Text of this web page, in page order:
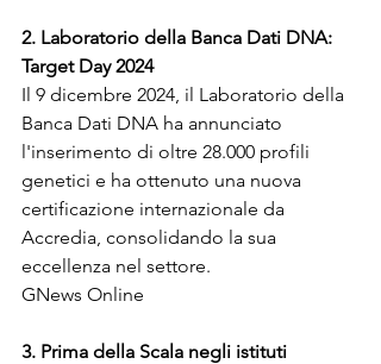
2. Laboratorio della Banca Dati DNA:
Target Day 2024
Il 9 dicembre 2024, il Laboratorio della
Banca Dati DNA ha annunciato
l'inserimento di oltre 28.000 profili
genetici e ha ottenuto una nuova
certificazione internazionale da
Accredia, consolidando la sua
eccellenza nel settore.
GNews Online
3. Prima della Scala negli istituti